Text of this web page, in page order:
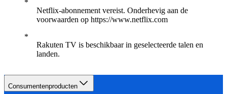
Netflix-abonnement vereist. Onderhevig aan de
voorwaarden op https://www.netflix.com
Rakuten TV is beschikbaar in geselecteerde talen en
landen.
Consumentenproducten